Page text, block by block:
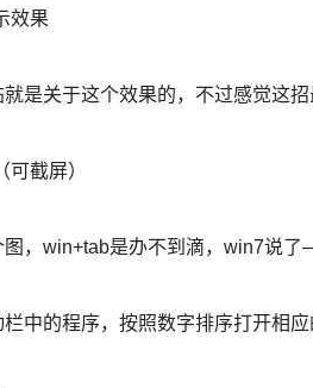
效果
就是关于这个效果的，不过感觉这
可截屏）
图，win+tab是办不到滴，win7说
栏中的程序，按照数字排序打开相